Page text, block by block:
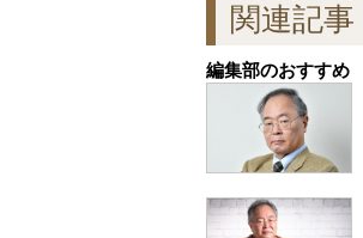
関連記事
編集部のおすすめ